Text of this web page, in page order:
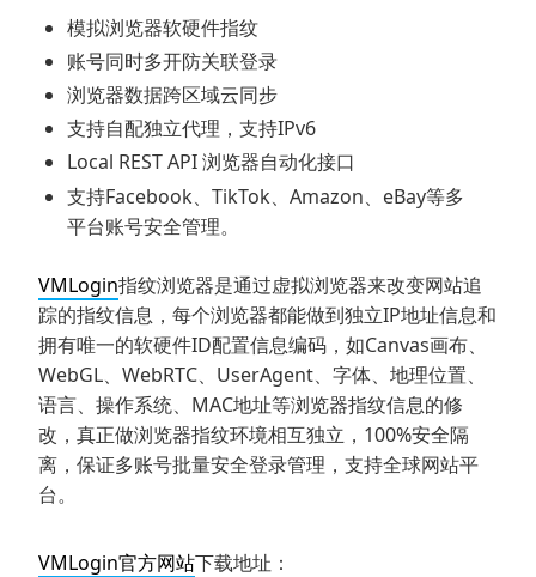
模拟浏览器软硬件指纹
账号同时多开防关联登录
浏览器数据跨区域云同步
支持自配独立代理，支持IPv6
Local REST API 浏览器自动化接口
支持Facebook、TikTok、Amazon、eBay等多
平台账号安全管理。
VMLogin指纹浏览器是通过虚拟浏览器来改变网站追
踪的指纹信息，每个浏览器都能做到独立IP地址信息和
拥有唯一的软硬件ID配置信息编码，如Canvas画布、
WebGL、WebRTC、UserAgent、字体、地理位置、
语言、操作系统、MAC地址等浏览器指纹信息的修
改，真正做浏览器指纹环境相互独立，100%安全隔
离，保证多账号批量安全登录管理，支持全球网站平
台。
VMLogin官方网站下载地址：